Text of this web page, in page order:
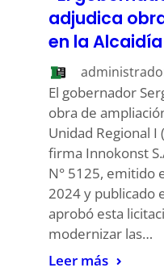
adjudica
en la
El gobernador
obra de
Unidad Regional I
firma Innokonst
N° 5125, emitido
2024 y publicado
aprobó esta
modernizar las…
Leer más